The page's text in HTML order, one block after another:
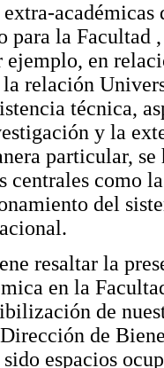
para la Facultad
en
la relación
técnica,
y la
particular,
centrales como
del
resaltar la
en la
de
de
espacios